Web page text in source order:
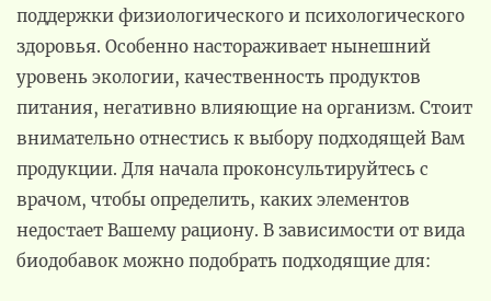
поддержки физиологического и психологического
здоровья. Особенно настораживает нынешний
уровень экологии, качественность продуктов
питания, негативно влияющие на организм. Стоит
внимательно отнестись к выбору подходящей Вам
продукции. Для начала проконсультируйтесь с
врачом, чтобы определить, каких элементов
недостает Вашему рациону. В зависимости от вида
биодобавок можно подобрать подходящие для: